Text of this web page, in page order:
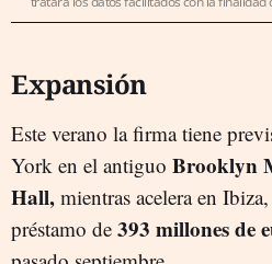
Expansión
Este verano la firma tiene
York en el antiguo Brooklyn
Hall, mientras acelera en
préstamo de 393 millones de